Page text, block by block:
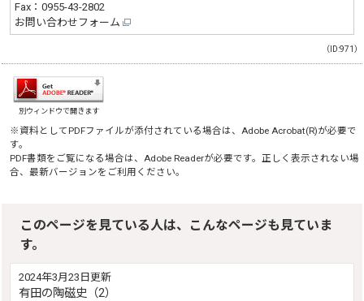
Fax：0955-43-2802
お問い合わせフォーム
（ID:971）
別ウィンドウで開きます
※資料としてPDFファイルが添付されている場合は、Adobe Acrobat(R)が必要で
す。
PDF書類をご覧になる場合は、Adobe Readerが必要です。正しく表示されない場
合、最新バージョンをご利用ください。
このページを見ている人は、こんなページも見ていま
す。
2024年3月23日更新
有田の陶磁史（2）